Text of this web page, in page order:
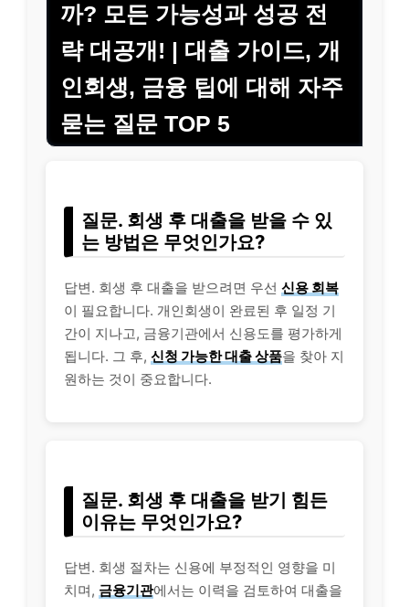
까? 모든 가능성과 성공 전
략 대공개! | 대출 가이드, 개
인회생, 금융 팁에 대해 자주
묻는 질문 TOP 5
질문. 회생 후 대출을 받을 수 있
는 방법은 무엇인가요?
답변. 회생 후 대출을 받으려면 우선 신용 회복
이 필요합니다. 개인회생이 완료된 후 일정 기
간이 지나고, 금융기관에서 신용도를 평가하게
됩니다. 그 후, 신청 가능한 대출 상품을 찾아 지
원하는 것이 중요합니다.
질문. 회생 후 대출을 받기 힘든
이유는 무엇인가요?
답변. 회생 절차는 신용에 부정적인 영향을 미
치며, 금융기관에서는 이력을 검토하여 대출을